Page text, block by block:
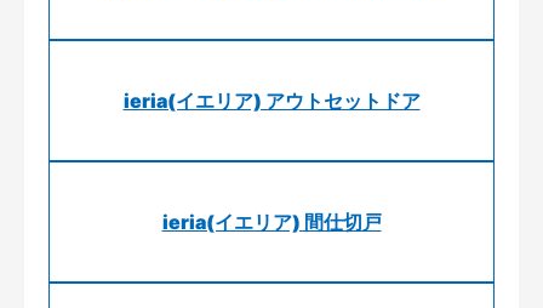
ieria(イエリア) アウトセットドア
ieria(イエリア) 間仕切戸